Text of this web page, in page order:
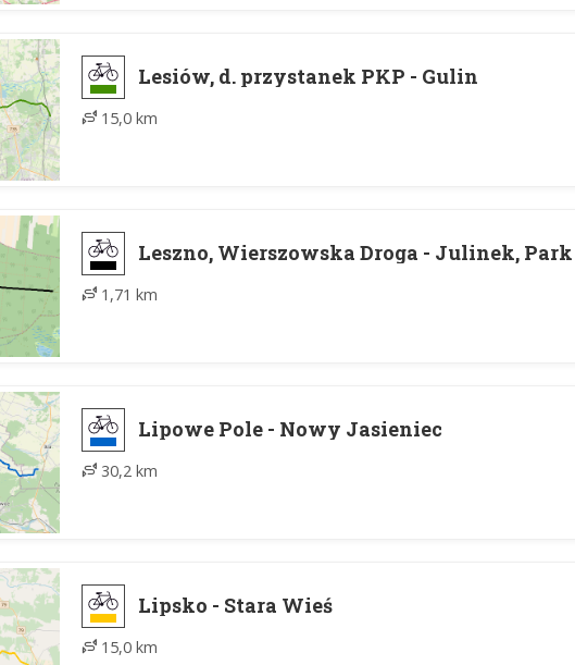
Lesiów, d. przystanek PKP - Gulin
15,0 km
Leszno, Wierszowska Droga - Julinek,
1,71 km
Lipowe Pole - Nowy Jasieniec
30,2 km
Lipsko - Stara Wieś
15,0 km